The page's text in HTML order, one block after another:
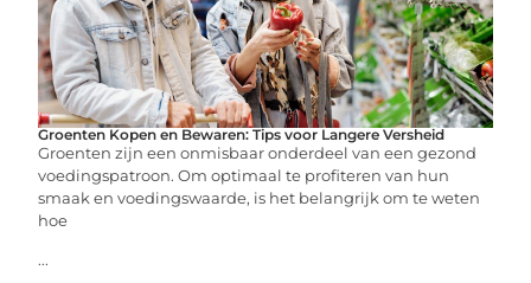
Groenten Kopen en Bewaren: Tips voor Langere Versheid
Groenten zijn een onmisbaar onderdeel van een gezond
voedingspatroon. Om optimaal te profiteren van hun
smaak en voedingswaarde, is het belangrijk om te weten
hoe
...